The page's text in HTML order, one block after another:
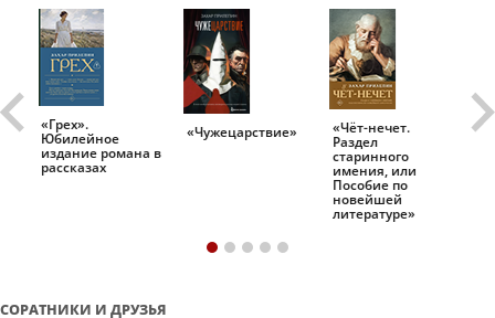
«Грех».
Юбилейное
издание романа в
рассказах
«Чужецарствие» «Чёт-нечет.
Раздел
старинного
имения, или
Пособие по
новейшей
литературе»
СОРАТНИКИ И ДРУЗЬЯ